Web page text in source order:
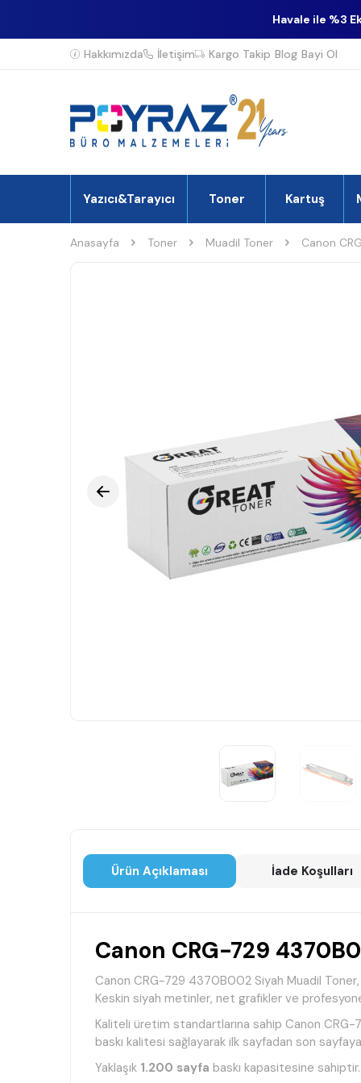
Havale ile %3
Hakkımızda İletişim Kargo Takip Blog Bayi Ol
Yazıcı&Tarayıcı Toner Kartuş
Anasayfa Toner Muadil Toner Canon
Ürün Açıklaması İade Koşulları
Canon CRG-729
Canon CRG-729 4370B002 Siyah Muadil
Keskin siyah metinler, net grafikler ve
Kaliteli üretim standartlarına sahip Canon CRG-
baskı kalitesi sağlayarak ilk sayfadan son
Yaklaşık 1.200 sayfa baskı kapasitesine